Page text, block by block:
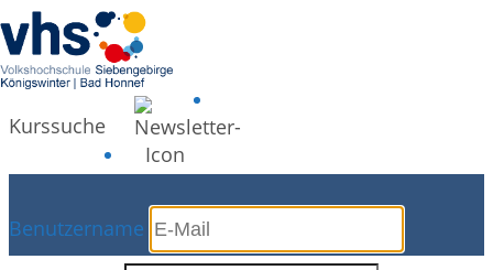
Kurssuche
Benutzername Kursdetails